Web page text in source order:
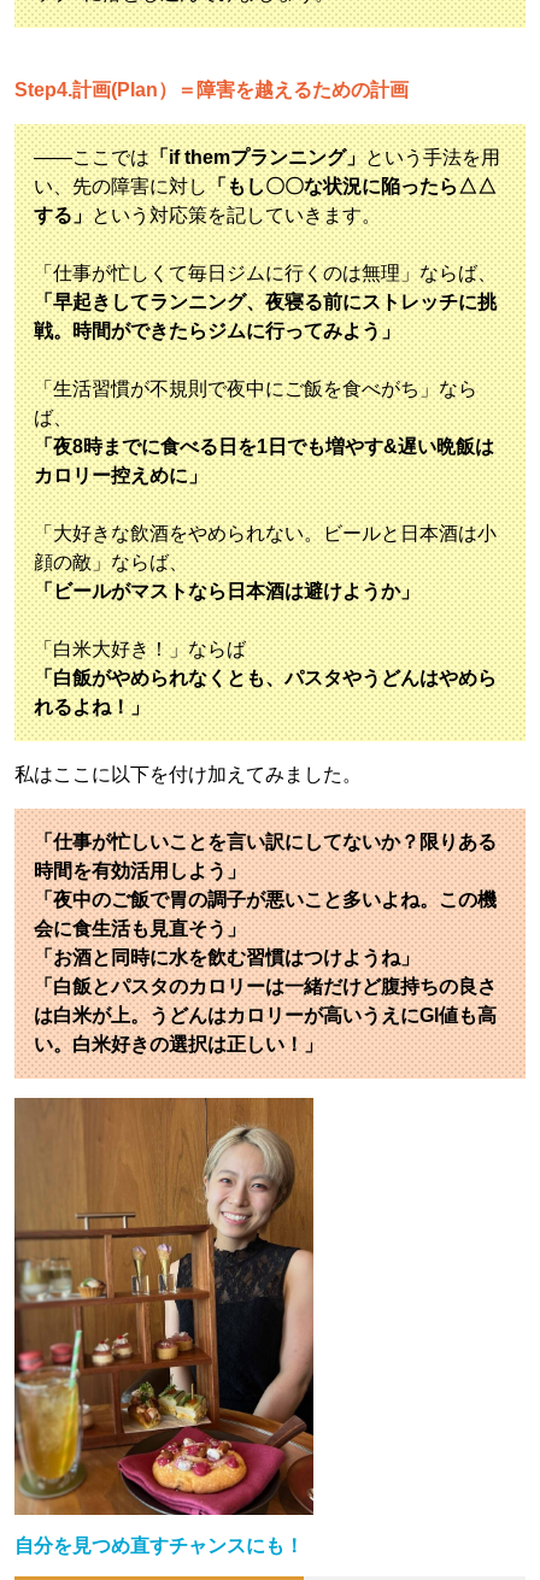
Step4.計画(Plan）＝障害を越えるための計画
――ここでは「if themプランニング」という手法を用
い、先の障害に対し「もし〇〇な状況に陥ったら△△
する」という対応策を記していきます。
「仕事が忙しくて毎日ジムに行くのは無理」ならば、
「早起きしてランニング、夜寝る前にストレッチに挑
戦。時間ができたらジムに行ってみよう」
「生活習慣が不規則で夜中にご飯を食べがち」なら
ば、
「夜8時までに食べる日を1日でも増やす&遅い晩飯は
カロリー控えめに」
「大好きな飲酒をやめられない。ビールと日本酒は小
顔の敵」ならば、
「ビールがマストなら日本酒は避けようか」
「白米大好き！」ならば
「白飯がやめられなくとも、パスタやうどんはやめら
れるよね！」
私はここに以下を付け加えてみました。
「仕事が忙しいことを言い訳にしてないか？限りある
時間を有効活用しよう」
「夜中のご飯で胃の調子が悪いこと多いよね。この機
会に食生活も見直そう」
「お酒と同時に水を飲む習慣はつけようね」
「白飯とパスタのカロリーは一緒だけど腹持ちの良さ
は白米が上。うどんはカロリーが高いうえにGI値も高
い。白米好きの選択は正しい！」
自分を見つめ直すチャンスにも！